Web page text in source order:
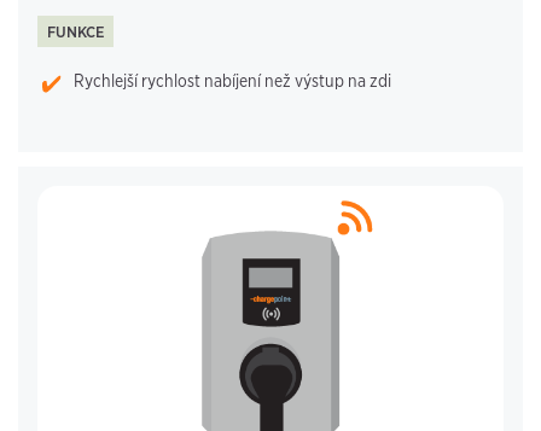
FUNKCE
Rychlejší rychlost nabíjení než výstup na zdi